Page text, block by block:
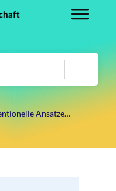
Tag: Unkonventionelle Ansätze Projektmanagement